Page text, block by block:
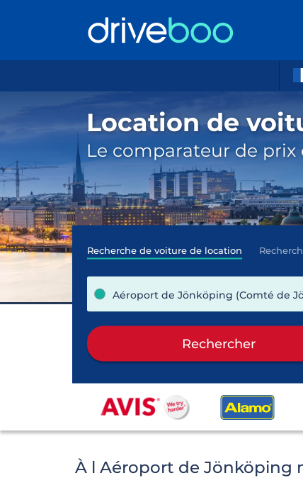
Location de
Le comparateur de
Recherche de voiture de location
Aéroport de Jönköping (Comté de
Rechercher
À l Aéroport de Jönköping